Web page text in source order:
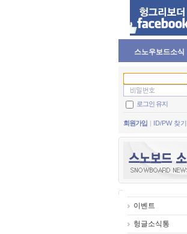
스노우보드소식
로그인 유지
회원가입 ID/PW 찾기
이벤트
헝글소식통